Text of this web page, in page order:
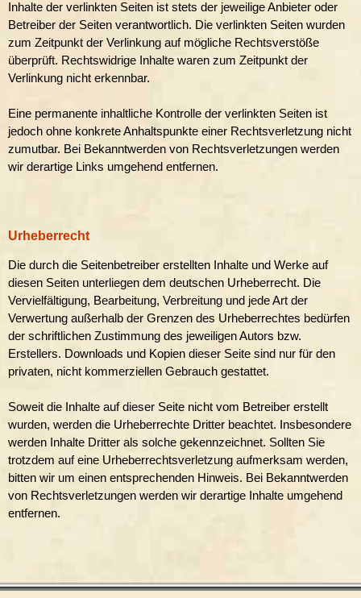
Inhalte der verlinkten Seiten ist stets der jeweilige Anbieter oder
Betreiber der Seiten verantwortlich. Die verlinkten Seiten wurden
zum Zeitpunkt der Verlinkung auf mögliche Rechtsverstöße
überprüft. Rechtswidrige Inhalte waren zum Zeitpunkt der
Verlinkung nicht erkennbar.
Eine permanente inhaltliche Kontrolle der verlinkten Seiten ist
jedoch ohne konkrete Anhaltspunkte einer Rechtsverletzung nicht
zumutbar. Bei Bekanntwerden von Rechtsverletzungen werden
wir derartige Links umgehend entfernen.
Urheberrecht
Die durch die Seitenbetreiber erstellten Inhalte und Werke auf
diesen Seiten unterliegen dem deutschen Urheberrecht. Die
Vervielfältigung, Bearbeitung, Verbreitung und jede Art der
Verwertung außerhalb der Grenzen des Urheberrechtes bedürfen
der schriftlichen Zustimmung des jeweiligen Autors bzw.
Erstellers. Downloads und Kopien dieser Seite sind nur für den
privaten, nicht kommerziellen Gebrauch gestattet.
Soweit die Inhalte auf dieser Seite nicht vom Betreiber erstellt
wurden, werden die Urheberrechte Dritter beachtet. Insbesondere
werden Inhalte Dritter als solche gekennzeichnet. Sollten Sie
trotzdem auf eine Urheberrechtsverletzung aufmerksam werden,
bitten wir um einen entsprechenden Hinweis. Bei Bekanntwerden
von Rechtsverletzungen werden wir derartige Inhalte umgehend
entfernen.